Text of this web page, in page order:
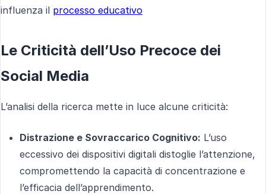
influenza il processo educativo
Le Criticità dell’Uso Precoce dei
Social Media
L’analisi della ricerca mette in luce alcune criticità:
Distrazione e Sovraccarico Cognitivo: L’uso
eccessivo dei dispositivi digitali distoglie l’attenzione,
compromettendo la capacità di concentrazione e
l’efficacia dell’apprendimento.